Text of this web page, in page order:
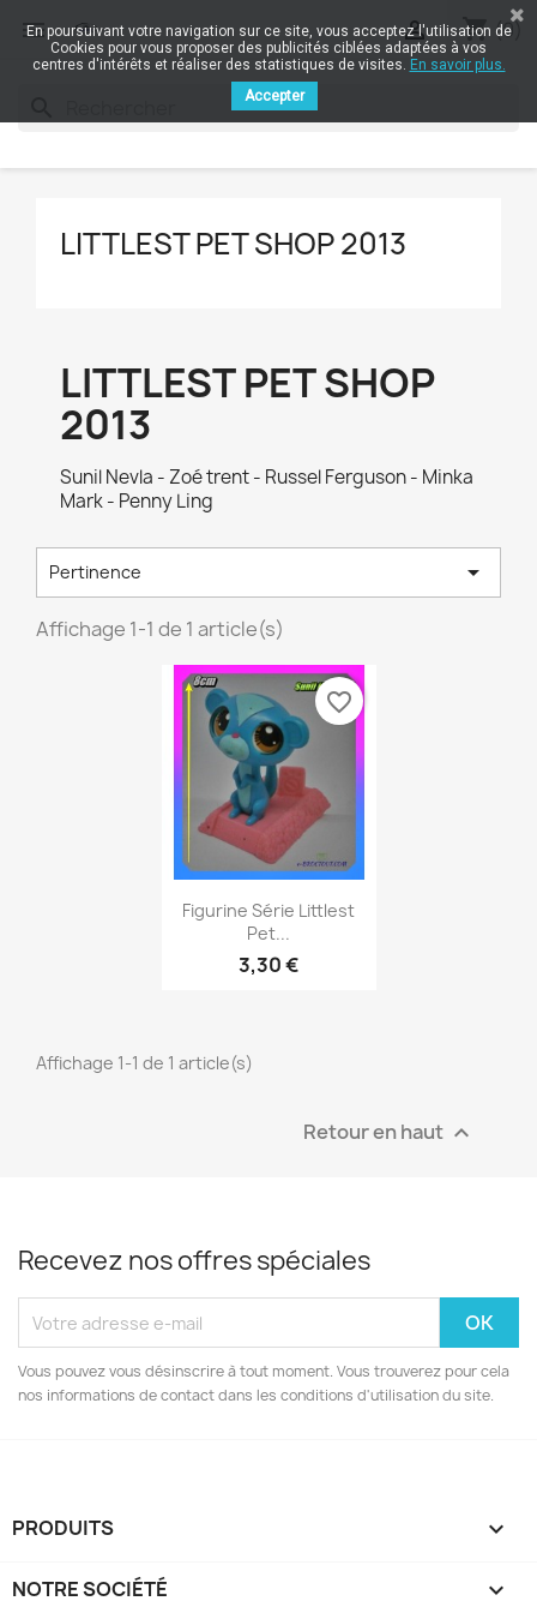
 shopping_cart (0)

LITTLEST PET SHOP 2013
LITTLEST PET SHOP
2013
Sunil Nevla - Zoé trent - Russel Ferguson - Minka
Mark - Penny Ling
Pertinence 
Affichage 1-1 de 1 article(s)
Aperçu rapide
Figurine Série Littlest
Pet...
3,30 €
favorite_border
Affichage 1-1 de 1 article(s)
Retour en haut 
Recevez nos offres spéciales
Vous pouvez vous désinscrire à tout moment. Vous trouverez pour cela
nos informations de contact dans les conditions d'utilisation du site.
PRODUITS 
NOTRE SOCIÉTÉ 
En poursuivant votre navigation sur ce site, vous acceptez l'utilisation de
Cookies pour vous proposer des publicités ciblées adaptées à vos
centres d'intérêts et réaliser des statistiques de visites. En savoir plus.
Accepter